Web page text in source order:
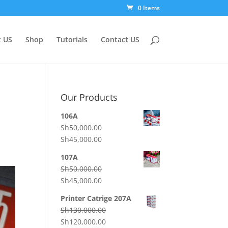
0 Items
Shop Tutorials Contact US
Our Products
106A
Sh50,000.00
Original
was:
Sh50,000.00.
Sh45,000.00Current
107A
Sh50,000.00
Original
was:
Sh50,000.00.
Sh45,000.00Current
is:
Sh45,000.00.
Printer Catrige 207A
Sh130,000.00
Original
Sh120,000.00Current